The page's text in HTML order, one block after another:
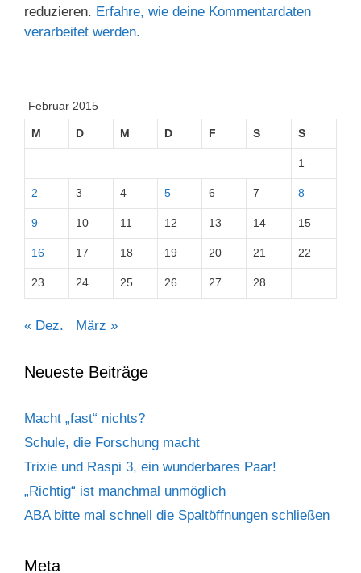
reduzieren. Erfahre, wie deine Kommentardaten
verarbeitet werden.
Februar 2015
M D M D F S S
1
2 3 4 5 6 7 8
9 10 11 12 13 14 15
16 17 18 19 20 21 22
23 24 25 26 27 28
« Dez. März »
Neueste Beiträge
Macht „fast“ nichts?
Schule, die Forschung macht
Trixie und Raspi 3, ein wunderbares Paar!
„Richtig“ ist manchmal unmöglich
ABA bitte mal schnell die Spaltöffnungen schließen
Meta